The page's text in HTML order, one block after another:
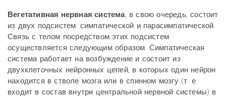
Вегетативная нервная система, в свою очередь, состоит
из двух подсистем: симпатической и парасимпатической.
Связь с телом посредством этих подсистем
осуществляется следующим образом. Симпатическая
система работает на возбуждение и состоит из
двухклеточных нейронных цепей, в которых один нейрон
находится в стволе мозга или в спинном мозгу (т. е.
входит в состав внутри центральной нервной системы) в